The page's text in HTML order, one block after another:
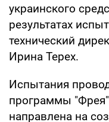
украинского
результатах
технический
Ирина Терех.
Испытания
программы "Фрея"
направлена на